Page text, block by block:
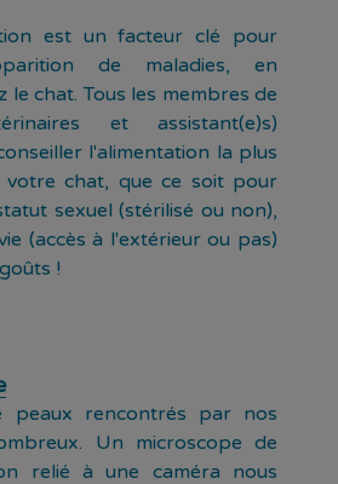
est un facteur clé pour
de maladies, en
le chat. Tous les membres de
et assistant(e)s)
l'alimentation la plus
chat, que ce soit pour
sexuel (stérilisé ou non),
(accès à l'extérieur ou pas)
!
peaux rencontrés par nos
Un microscope de
relié à une caméra nous